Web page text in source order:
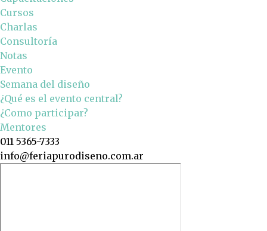
Cursos
Charlas
Consultoría
Notas
Evento
Semana del diseño
¿Qué es el evento central?
¿Como participar?
Mentores
011 5365-7333
info@feriapurodiseno.com.ar